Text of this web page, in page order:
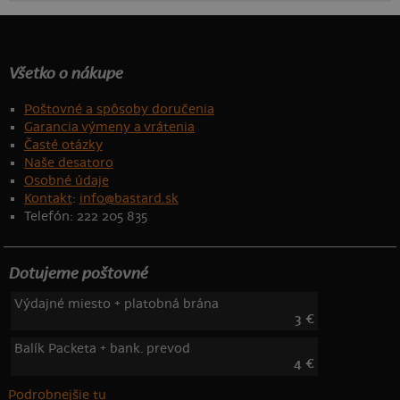
Všetko o nákupe
Poštovné a spôsoby doručenia
Garancia výmeny a vrátenia
Časté otázky
Naše desatoro
Osobné údaje
Kontakt: info@bastard.sk
Telefón: 222 205 835
Dotujeme poštovné
Výdajné miesto + platobná brána
3 €
Balík Packeta + bank. prevod
4 €
Podrobnejšie tu